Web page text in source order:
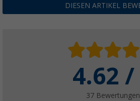
DIESEN ARTIKEL
4.62 /
37 Bewertungen